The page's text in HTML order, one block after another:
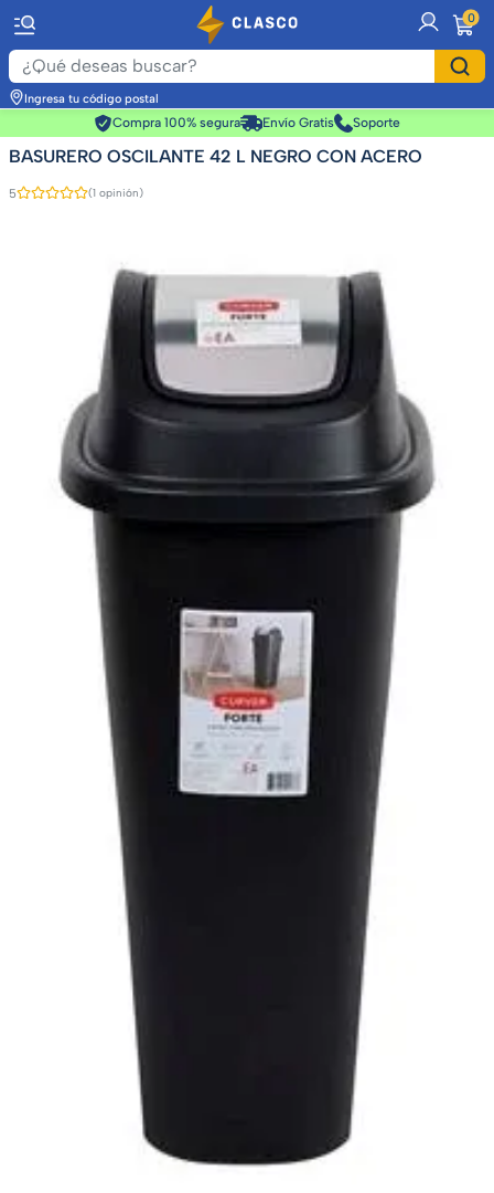
0
Ingresa tu código postal
Compra 100% segura
Envío Gratis Soporte
BASURERO OSCILANTE 42 L NEGRO CON ACERO
5 (1 opinión)